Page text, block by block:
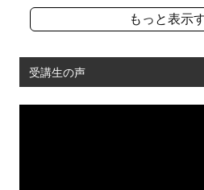
もっと表示
受講生の声